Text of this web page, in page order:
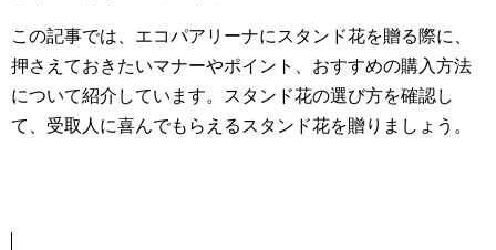
この記事では、エコパアリーナにスタンド花を贈る際に、
押さえておきたいマナーやポイント、おすすめの購入方法
について紹介しています。スタンド花の選び方を確認し
て、受取人に喜んでもらえるスタンド花を贈りましょう。